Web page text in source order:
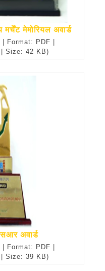
मेमोरियल अवार्ड
Format: PDF |
Size: 42 KB)
अवार्ड
Format: PDF |
Size: 39 KB)